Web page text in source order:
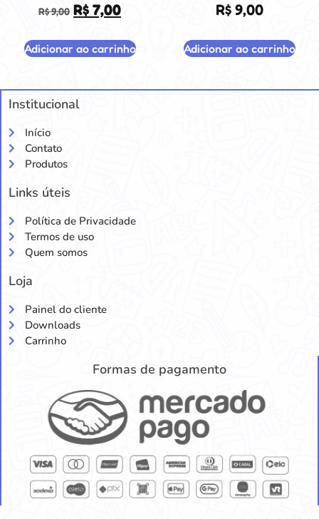
R$9,00 R$ 7,00
Adicionar ao carrinho
R$9,00
Adicionar ao carrinho
Institucional
Início
Contato
Produtos
Links úteis
Política de Privacidade
Termos de uso
Quem somos
Loja
Painel do cliente
Downloads
Carrinho
Formas de pagamento